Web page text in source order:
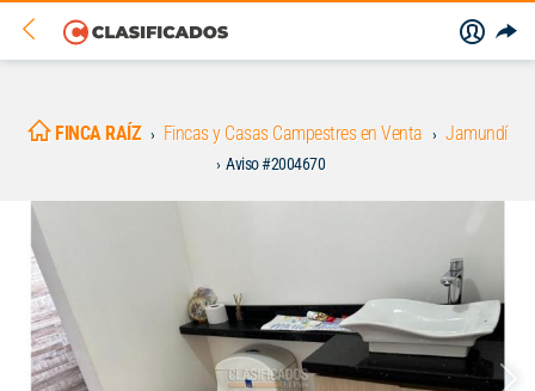
FINCA RAÍZ Fincas y Casas Campestres en Venta Jamundí
Aviso #2004670